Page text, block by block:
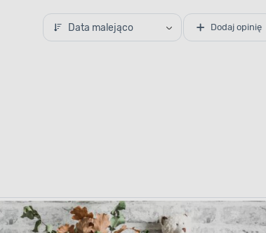
Data malejąco Dodaj opinię